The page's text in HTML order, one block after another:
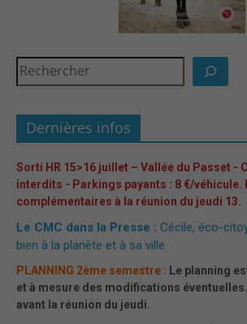
Dernières infos
Sorti HR 15>16 juillet – Vallée du Passet -
interdits - Parkings payants : 8 €/véhicule.
complémentaires à la réunion du jeudi 13.
Le CMC dans la Presse : Cécile, éco-
bien à la planète et à sa ville
PLANNING 2ème semestre : Le planning
et à mesure des modifications
avant la réunion du jeudi.